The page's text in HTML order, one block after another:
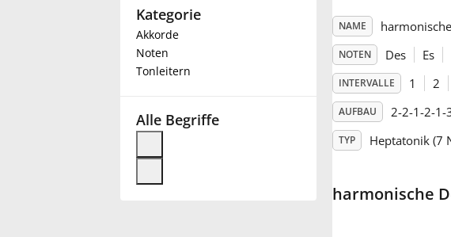
Deutsch
Español
Français
Kategorie
Akkorde
Noten
Tonleitern
Alle Begriffe
NAME
NOTEN Des Es
INTERVALLE 1 2
AUFBAU 2-2-1-2-1-
TYP Heptatonik (7
harmonische